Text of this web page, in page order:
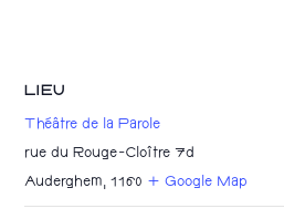
LIEU
Théâtre de la Parole
rue du Rouge-Cloître 7d
Auderghem , 1160 + Google Map